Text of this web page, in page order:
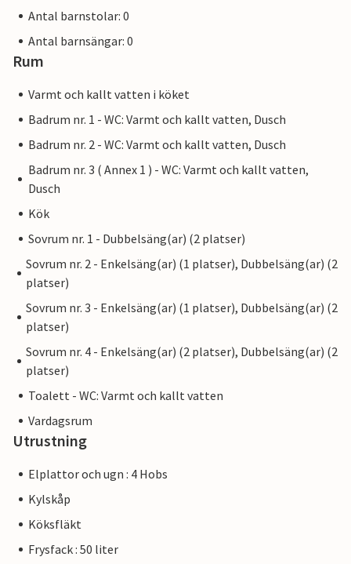
Antal barnstolar: 0
Antal barnsängar: 0
Rum
Varmt och kallt vatten i köket
Badrum nr. 1 - WC: Varmt och kallt vatten, Dusch
Badrum nr. 2 - WC: Varmt och kallt vatten, Dusch
Badrum nr. 3 ( Annex 1 ) - WC: Varmt och kallt vatten,
Dusch
Kök
Sovrum nr. 1 - Dubbelsäng(ar) (2 platser)
Sovrum nr. 2 - Enkelsäng(ar) (1 platser), Dubbelsäng(ar) (2
platser)
Sovrum nr. 3 - Enkelsäng(ar) (1 platser), Dubbelsäng(ar) (2
platser)
Sovrum nr. 4 - Enkelsäng(ar) (2 platser), Dubbelsäng(ar) (2
platser)
Toalett - WC: Varmt och kallt vatten
Vardagsrum
Utrustning
Elplattor och ugn : 4 Hobs
Kylskåp
Köksfläkt
Frysfack : 50 liter